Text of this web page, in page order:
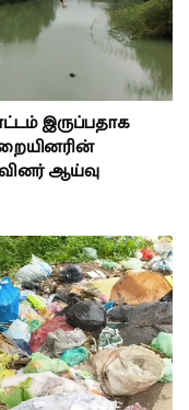
இருப்பதாக
ஆய்வு